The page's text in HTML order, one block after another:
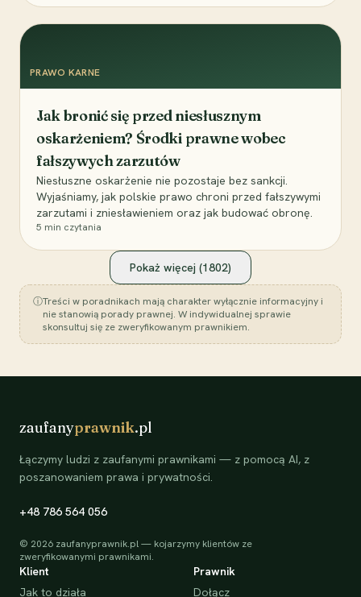
PRAWO KARNE
Jak bronić się przed niesłusznym
oskarżeniem? Środki prawne wobec
fałszywych zarzutów
Niesłuszne oskarżenie nie pozostaje bez sankcji.
Wyjaśniamy, jak polskie prawo chroni przed fałszywymi
zarzutami i zniesławieniem oraz jak budować obronę.
5 min czytania
Pokaż więcej (1802)
ⓘTreści w poradnikach mają charakter wyłącznie informacyjny i
nie stanowią porady prawnej. W indywidualnej sprawie
skonsultuj się ze zweryfikowanym prawnikiem.
zaufanyprawnik.pl
Łączymy ludzi z zaufanymi prawnikami — z pomocą AI, z
poszanowaniem prawa i prywatności.
+48 786 564 056
© 2026 zaufanyprawnik.pl — kojarzymy klientów ze
zweryfikowanymi prawnikami.
Klient
Jak to działa
Prawnik
Dołącz